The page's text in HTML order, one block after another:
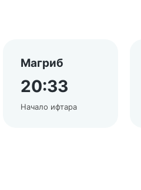
Магриб
20:33
Начало ифтара